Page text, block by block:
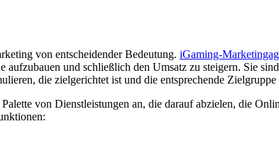
von entscheidender Bedeutung. iGaming-
und schließlich den Umsatz zu steigern. Sie
die zielgerichtet ist und die entsprechende Zielgruppe
von Dienstleistungen an, die darauf abzielen, die